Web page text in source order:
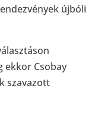
újbóli
ekkor Csobay
szavazott